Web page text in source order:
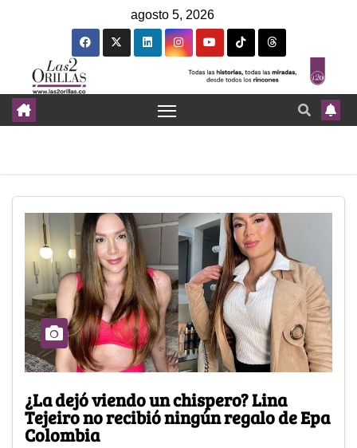
agosto 5, 2026
¿La dejó viendo un chispero? Lina
Tejeiro no recibió ningún regalo de Epa
Colombia